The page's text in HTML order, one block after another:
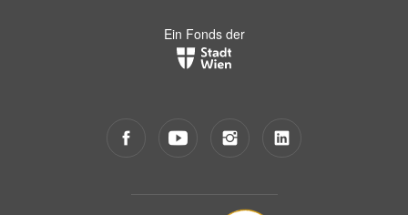
Ein Fonds der